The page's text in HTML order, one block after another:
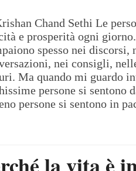
Chand Sethi Le
e prosperità ogni
spesso nei discorsi,
nei consigli,
Ma quando mi guardo
persone si sentono
persone si sentono in